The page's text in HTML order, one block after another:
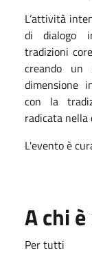
L’attività
di dialogo
tradizioni
creando un
dimensione
con la
radicata
L'evento è
A chi
Per tutti